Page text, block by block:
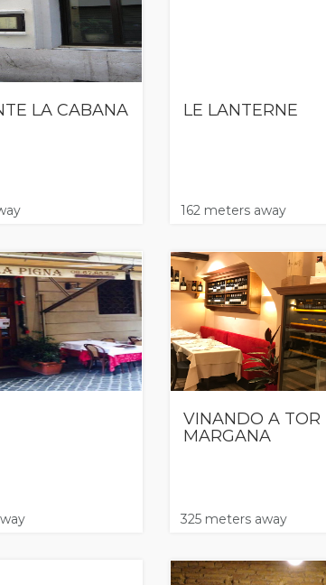
LA CABANA LE LANTERNE
162 meters away
VINANDO A TOR
MARGANA
325 meters away